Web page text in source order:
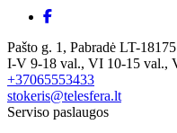
Pašto g. 1, Pabradė LT-18175
I-V 9-18 val., VI 10-15 val.,
+37065553433
stokeris@telesfera.lt
Serviso paslaugos